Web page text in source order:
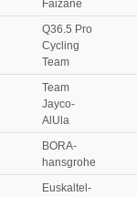
Faizanè
Q36.5 Pro
Cycling
Team
Team
Jayco-
AlUla
BORA-
hansgrohe
Euskaltel-